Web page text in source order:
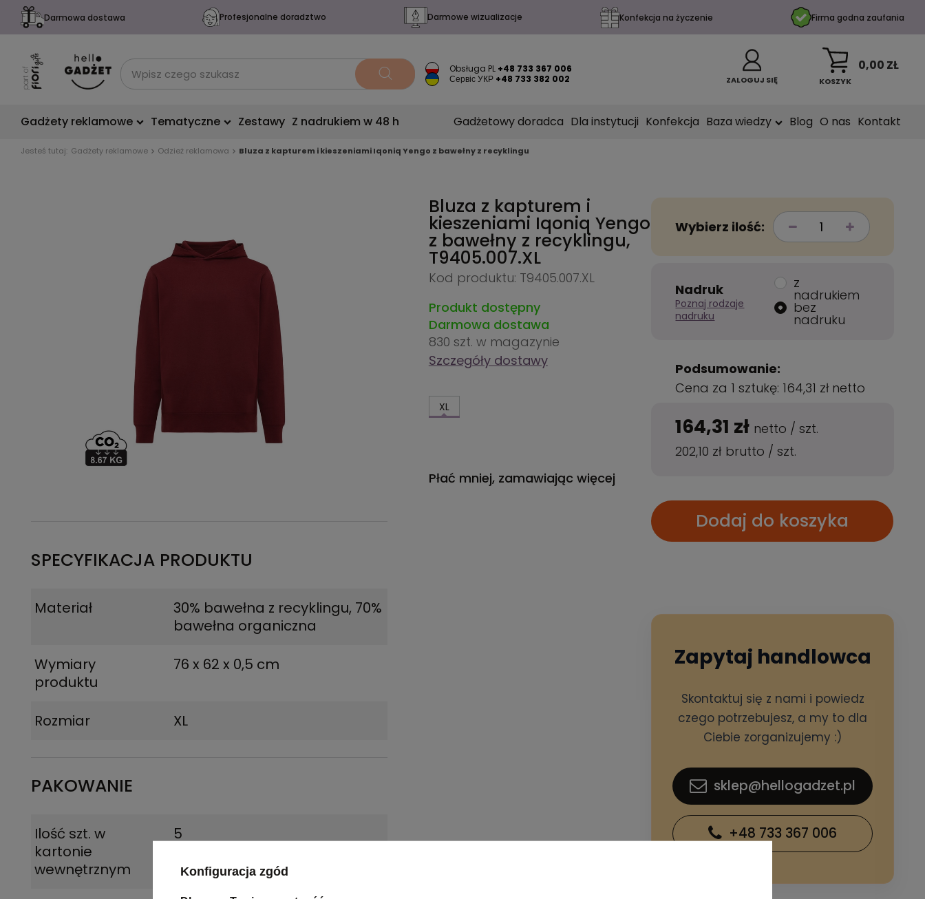
Darmowa dostawa Profesjonalne doradztwo Darmowe wizualizacje Konfekcja na życzenie Firma godna zaufania
Obsługa PL +48 733 367 006
Сервіс УКР +48 733 382 002 ZALOGUJ SIĘ KOSZYK
0,00 ZŁ
Gadżety reklamowe Tematyczne Zestawy Z nadrukiem w 48 h Gadżetowy doradca Dla instytucji Konfekcja Baza wiedzy Blog O nas Kontakt
Jesteś tutaj: Gadżety reklamowe Odzież reklamowa Bluza z kapturem i kieszeniami Iqoniq Yengo z bawełny z recyklingu
SPECYFIKACJA PRODUKTU
Materiał
30% bawełna z recyklingu, 70%
bawełna organiczna
Wymiary
produktu
76 x 62 x 0,5 cm
Rozmiar XL
PAKOWANIE
Ilość szt. w
kartonie
wewnętrznym
5
Bluza z kapturem i
kieszeniami Iqoniq Yengo
z bawełny z recyklingu,
T9405.007.XL
Kod produktu: T9405.007.XL
Produkt dostępny
Darmowa dostawa
830 szt. w magazynie
Szczegóły dostawy
XL
Płać mniej, zamawiając więcej
Wybierz ilość:
Nadruk
Poznaj rodzaje
nadruku
z
nadrukiem
bez
nadruku
Podsumowanie:
Cena za 1 sztukę: 164,31 zł netto
164,31 zł netto /szt.
202,10 zł brutto /szt.
Dodaj do koszyka
Zapytaj handlowca
Skontaktuj się z nami i powiedz
czego potrzebujesz, a my to dla
Ciebie zorganizujemy :)
sklep@hellogadzet.pl
+48 733 367 006
Konfiguracja zgód